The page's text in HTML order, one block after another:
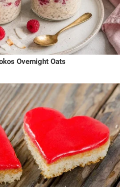
Overnight Oats